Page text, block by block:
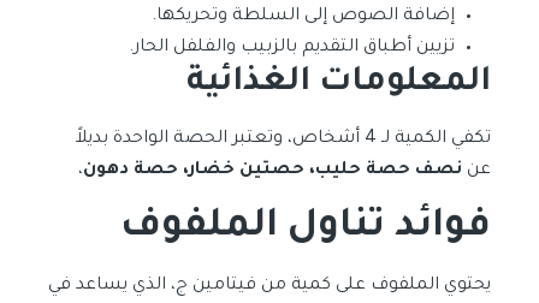
إضافة الصوص إلى السلطة وتحريكها.
تزيين أطباق التقديم بالزبيب والفلفل الحار.
المعلومات الغذائية
تكفي الكمية لـ 4 أشخاص، وتعتبر الحصة الواحدة بديلاً
عن نصف حصة حليب، حصتين خضار، حصة دهون،
فوائد تناول الملفوف
يحتوي الملفوف على كمية من فيتامين ج، الذي يساعد في